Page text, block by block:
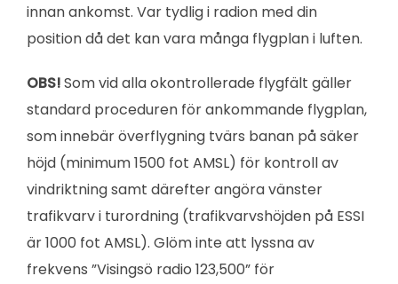
innan ankomst. Var tydlig i radion med din
position då det kan vara många flygplan i luften.
OBS!Som vid alla okontrollerade flygfält gäller
standard proceduren för ankommande flygplan,
som innebär överflygning tvärs banan på säker
höjd (minimum 1500 fot AMSL) för kontroll av
vindriktning samt därefter angöra vänster
trafikvarv i turordning (trafikvarvshöjden på ESSI
är 1000 fot AMSL). Glöm inte att lyssna av
frekvens ”Visingsö radio 123,500” för